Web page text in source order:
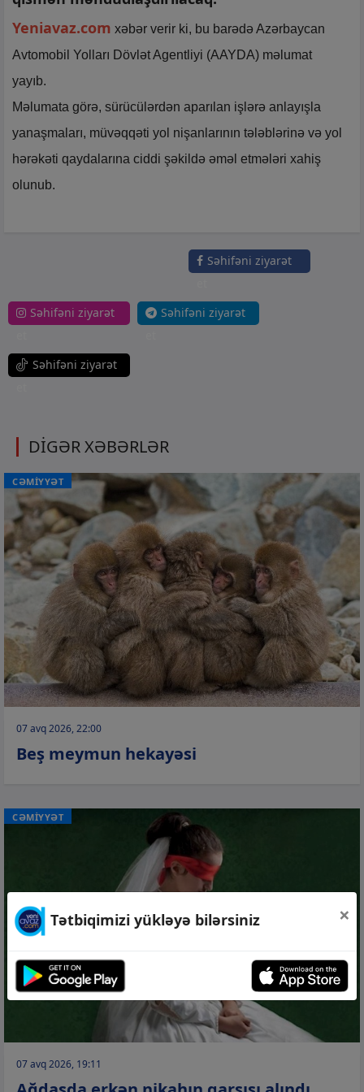
Yeniavaz.com xəbər verir ki, bu barədə Azərbaycan
Avtomobil Yolları Dövlət Agentliyi (AAYDA) məlumat
yayıb.
Məlumata görə, sürücülərdən aparılan işlərə anlayışla
yanaşmaları, müvəqqəti yol nişanlarının tələblərinə və yol
hərəkəti qaydalarına ciddi şəkildə əməl etmələri xahiş
olunub.
Səhifəni ziyarət
Səhifəni ziyarət
Səhifəni ziyarət
Səhifəni ziyarət
DİGƏR XƏBƏRLƏR
CƏMİYYƏT
07 avq 2026, 22:00
Beş meymun hekayəsi
CƏMİYYƏT
07 avq 2026, 19:11
Tətbiqimizi yükləyə bilərsiniz ×